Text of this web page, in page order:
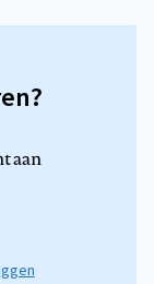
aan